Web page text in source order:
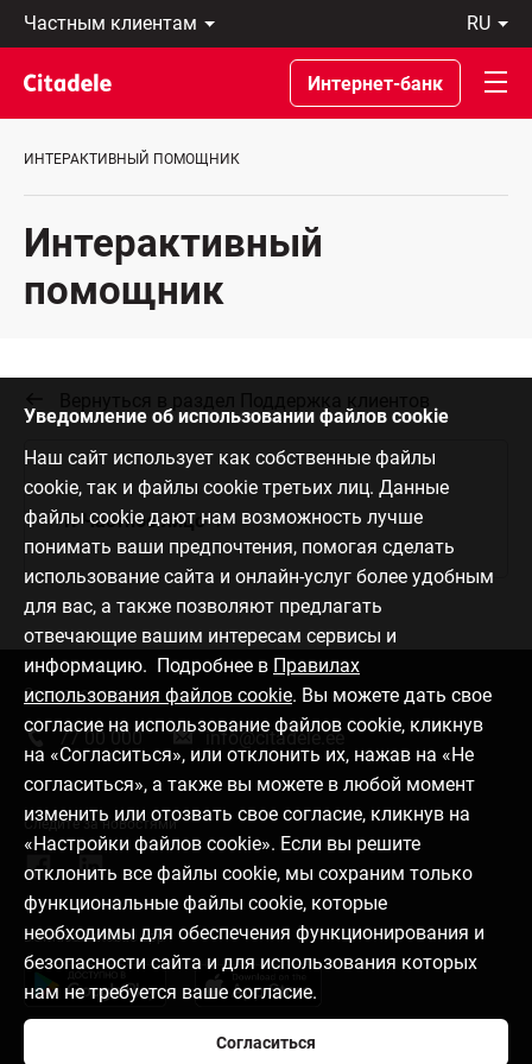
Частным
клиентам
Бизнес-
клиентам
О
C
ru
Eesti
По-
русски
In
Интернет-банк
ИНТЕРАКТИВНЫЙ ПОМОЩНИК
Интерактивный
помощник
1. Частное лицо
Уведомление об использовании файлов cookie
Наш сайт использует как собственные файлы
cookie, так и файлы cookie третьих лиц. Данные
файлы cookie дают нам возможность лучше
понимать ваши предпочтения, помогая сделать
использование сайта и онлайн-услуг более удобным
для вас, а также позволяют предлагать
отвечающие вашим интересам сервисы и
информацию. Подробнее в Правилах
использования файлов cookie. Вы можете дать свое
согласие на использование файлов cookie, кликнув
на «Согласиться», или отклонить их, нажав на «Не
согласиться», а также вы можете в любой момент
изменить или отозвать свое согласие, кликнув на
«Настройки файлов cookie». Если вы решите
отклонить все файлы cookie, мы сохраним только
функциональные файлы cookie, которые
необходимы для обеспечения функционирования и
безопасности сайта и для использования которых
нам не требуется ваше согласие.
Согласиться
Связаться с нами
77 00 000 info@citadele.ee
Следите за новостями
Download mobile app